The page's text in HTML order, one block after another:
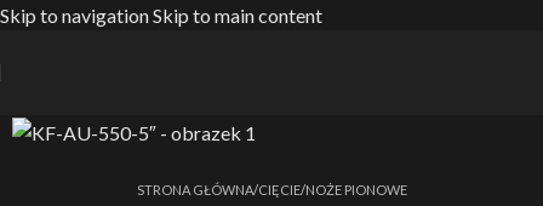
Skip to navigationSkip to main content
Strona główna/CIĘCIE/NOŻE PIONOWE